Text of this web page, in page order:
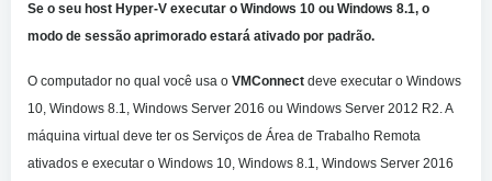
Se o seu host Hyper-V executar o Windows 10 ou Windows 8.1, o
modo de sessão aprimorado estará ativado por padrão.
O computador no qual você usa o VMConnect deve executar o Windows
10, Windows 8.1, Windows Server 2016 ou Windows Server 2012 R2.A
máquina virtual deve ter os Serviços de Área de Trabalho Remota
ativados e executar o Windows 10, Windows 8.1, Windows Server 2016